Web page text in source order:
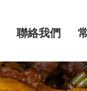
聯絡我們